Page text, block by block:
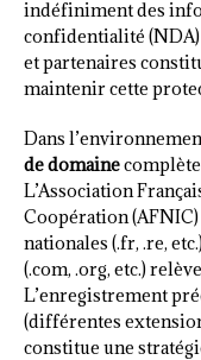
indéfiniment des
confidentialité
et partenaires
maintenir cette
Dans
de domaine
L’Association
Coopération
nationales (.fr, .re,
(.com, .org, etc.)
L’enregistrement
(différentes
constitue une